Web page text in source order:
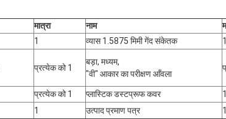
मात्रा नाम
1 व्यास 1.5875 मिमी गेंद संकेतक
1
प्रत्येक को 1
बड़ा, मध्यम,
"वी" आकार का परीक्षण आँवला
प्रत्येक को 1 प्लास्टिक डस्टप्रूफ कवर
1
1 उत्पाद प्रमाण पत्र 1